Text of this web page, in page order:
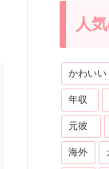
人
かわいい
年収
元彼
海外